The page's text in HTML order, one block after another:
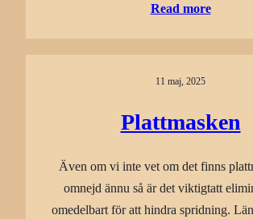
Read more
11 maj, 2025
Plattmasken
Även om vi inte vet om det finns
omnejd ännu så är det viktigtatt
omedelbart för att hindra spridning.